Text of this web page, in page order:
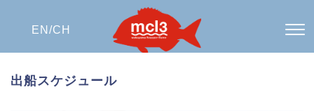
EN/CH
出船スケジュール